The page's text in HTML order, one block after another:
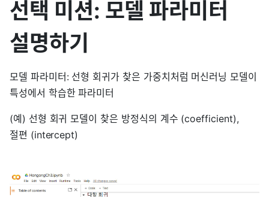
선택 미션: 모델 파라미터
설명하기
모델 파라미터: 선형 회귀가 찾은 가중치처럼 머신러닝 모델이
특성에서 학습한 파라미터
(예) 선형 회귀 모델이 찾은 방정식의 계수 (coefficient),
절편 (intercept)